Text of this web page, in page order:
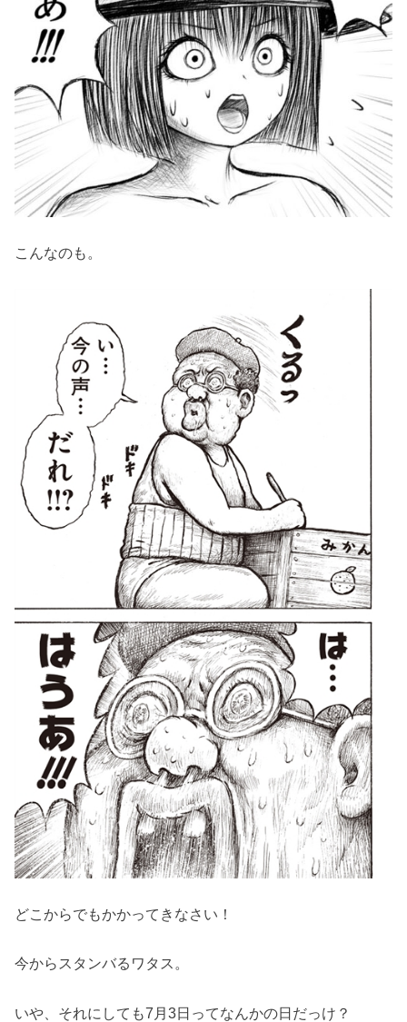
こんなのも。
どこからでもかかってきなさい！
今からスタンバるワタス。
いや、それにしても7月3日ってなんかの日だっけ？